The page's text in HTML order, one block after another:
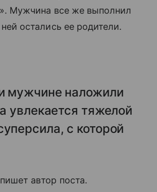
Мужчина все же выполнил
остались ее родители.
мужчине наложили
увлекается тяжелой
с которой
автор поста.